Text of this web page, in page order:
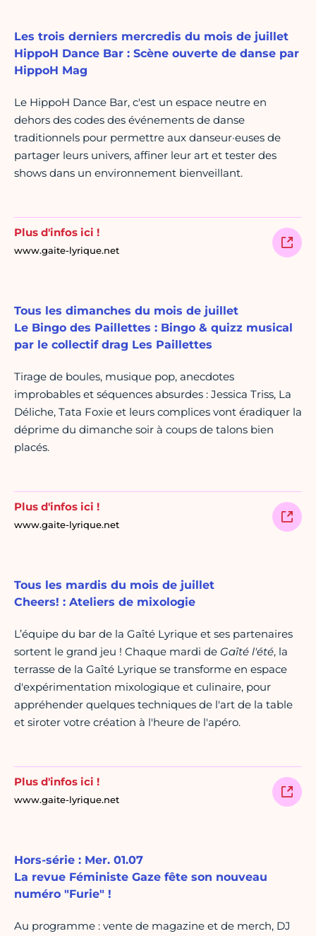
Les trois derniers mercredis du mois de juillet
HippoH Dance Bar : Scène ouverte de danse par
HippoH Mag
Le HippoH Dance Bar, c'est un espace neutre en
dehors des codes des événements de danse
traditionnels pour permettre aux danseur·euses de
partager leurs univers, affiner leur art et tester des
shows dans un environnement bienveillant.
Plus d'infos ici !
www.gaite-lyrique.net
Tous les dimanches du mois de juillet
Le Bingo des Paillettes : Bingo & quizz musical
par le collectif drag Les Paillettes
Tirage de boules, musique pop, anecdotes
improbables et séquences absurdes : Jessica Triss, La
Déliche, Tata Foxie et leurs complices vont éradiquer la
déprime du dimanche soir à coups de talons bien
placés.
Plus d'infos ici !
www.gaite-lyrique.net
Tous les mardis du mois de juillet
Cheers! : Ateliers de mixologie
L’équipe du bar de la Gaîté Lyrique et ses partenaires
sortent le grand jeu ! Chaque mardi de Gaîté l'été, la
terrasse de la Gaîté Lyrique se transforme en espace
d'expérimentation mixologique et culinaire, pour
appréhender quelques techniques de l'art de la table
et siroter votre création à l'heure de l'apéro.
Plus d'infos ici !
www.gaite-lyrique.net
Hors-série : Mer. 01.07
La revue Féministe Gaze fête son nouveau
numéro "Furie" !
Au programme : vente de magazine et de merch, DJ